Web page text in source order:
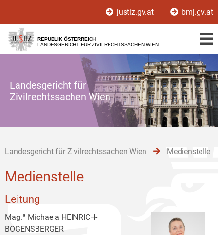
[1]
[2]
[3]
justiz.gv.at bmj.gv.at
REPUBLIK ÖSTERREICH
LANDESGERICHT FÜR ZIVILRECHTSSACHEN WIEN
Landesgericht für
Zivilrechtssachen Wien
Landesgericht für Zivilrechtssachen Wien Medienstelle
Medienstelle
Leitung
Mag.ª Michaela HEINRICH-
BOGENSBERGER